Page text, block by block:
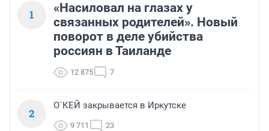
1
«Насиловал на глазах у
связанных родителей». Новый
поворот в деле убийства
россиян в Таиланде
12 875 7
2
О`КЕЙ закрывается в Иркутске
9 711 23